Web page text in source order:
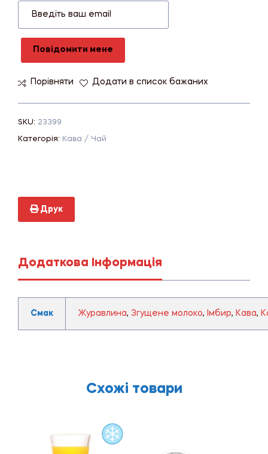
Повідомити мене
Порівняти Додати в список бажаних
SKU: 23399
Категорія: Кава / Чай
Друк
Додаткова Інформація
Смак Журавлина, Згущене молоко, Імбир, Кава,
Схожі товари